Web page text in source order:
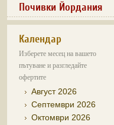
Почивки Йордания
Календар
Изберете месец на вашето
пътуване и разгледайте
офертите
Август 2026
Септември 2026
Октомври 2026